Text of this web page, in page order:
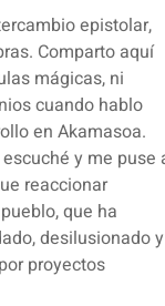
epistolar,
Comparto aquí
mágicas, ni
cuando hablo
en Akamasoa.
y me puse
reaccionar
que ha
desilusionado y
proyectos